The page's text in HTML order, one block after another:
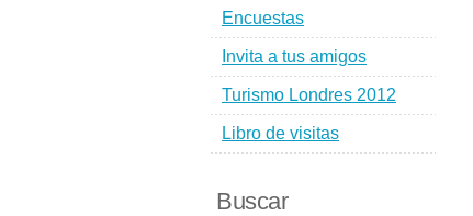
Encuestas
Invita a tus amigos
Turismo Londres 2012
Libro de visitas
Buscar